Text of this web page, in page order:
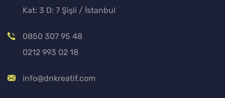
Kat: 3 D: 7 Şişli / İstanbul
0850 307 95 48
0212 993 02 18
info@dnkreatif.com